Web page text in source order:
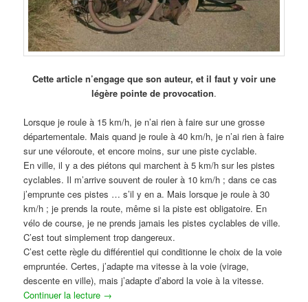
Cette article n’engage que son auteur, et il faut y voir une
légère pointe de provocation.
Lorsque je roule à 15 km/h, je n’ai rien à faire sur une grosse
départementale. Mais quand je roule à 40 km/h, je n’ai rien à faire
sur une véloroute, et encore moins, sur une piste cyclable.
En ville, il y a des piétons qui marchent à 5 km/h sur les pistes
cyclables. Il m’arrive souvent de rouler à 10 km/h ; dans ce cas
j’emprunte ces pistes … s’il y en a. Mais lorsque je roule à 30
km/h ; je prends la route, même si la piste est obligatoire. En
vélo de course, je ne prends jamais les pistes cyclables de ville.
C’est tout simplement trop dangereux.
C’est cette règle du différentiel qui conditionne le choix de la voie
empruntée. Certes, j’adapte ma vitesse à la voie (virage,
descente en ville), mais j’adapte d’abord la voie à la vitesse.
Continuer la lecture →